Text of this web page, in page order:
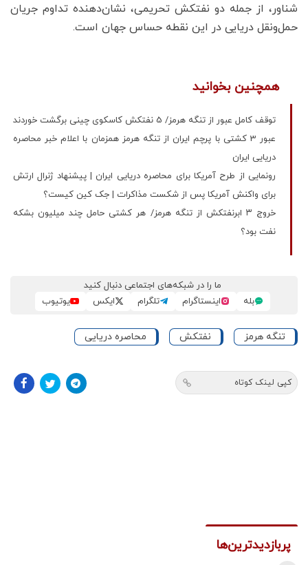
شناور، از جمله دو نفتکش تحریمی، نشان‌دهنده تداوم جریان
حمل‌ونقل دریایی در این نقطه حساس جهان است.
همچنین بخوانید
توقف کامل عبور از تنگه هرمز/ 5 نفتکش کاسکوی چینی برگشت خوردند
عبور 3 کشتی با پرچم ایران از تنگه هرمز همزمان با اعلام خبر محاصره
دریایی ایران
رونمایی از طرح آمریکا برای محاصره دریایی ایران | پیشنهاد ژنرال ارتش
برای واکنش آمریکا پس از شکست مذاکرات | جک کین کیست؟
خروج ۳ ابرنفتکش از تنگه هرمز/ هر کشتی حامل چند میلیون بشکه
نفت بود؟
ما را در شبکه‌های اجتماعی دنبال کنید
بله
اینستاگرام تلگرام ایکس یوتیوب
تنگه هرمز نفتکش محاصره دریایی
کپی لینک کوتاه
پربازدیدترین‌ها